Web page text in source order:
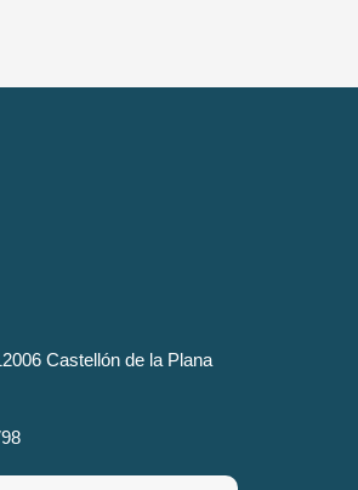
Castellón de la Plana